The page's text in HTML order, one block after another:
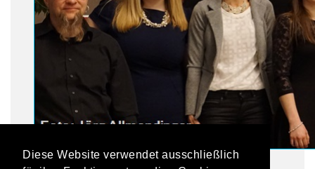
Diese Website verwendet ausschließlich
Foto: Sportkreis Göppingen / Jörg Allmendinger